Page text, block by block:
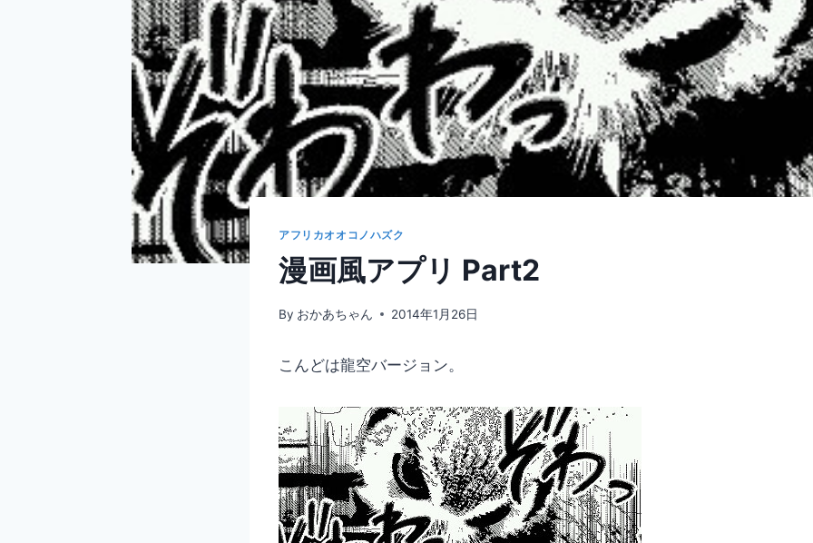
アフリカオオコノハズク
漫画風アプリ Part2
By おかあちゃん 2014年1月26日
こんどは龍空バージョン。